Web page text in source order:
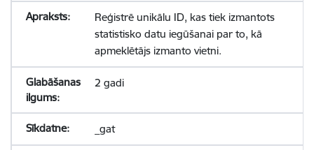
Reģistrē unikālu ID, kas tiek izmantots
statistisko datu iegūšanai par to, kā
apmeklētājs izmanto vietni.
2 gadi
_gat